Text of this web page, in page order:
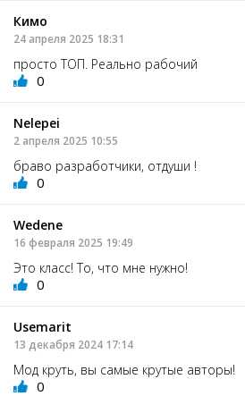
Кимо
24 апреля 2025 18:31
просто ТОП. Реально рабочий
0
Nelepei
2 апреля 2025 10:55
браво разработчики, отдуши !
0
Wedene
16 февраля 2025 19:49
Это класс! То, что мне нужно!
0
Usemarit
13 декабря 2024 17:14
Мод круть, вы самые крутые авторы!
0